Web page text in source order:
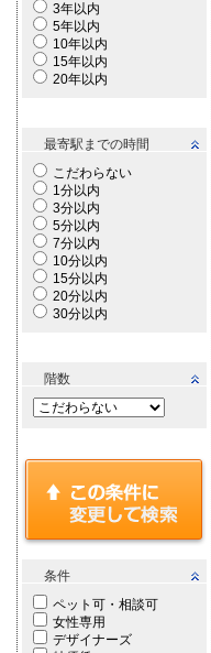
3年以内
5年以内
10年以内
15年以内
20年以内
最寄駅までの時間
こだわらない
1分以内
3分以内
5分以内
7分以内
10分以内
15分以内
20分以内
30分以内
階数
条件
ペット可・相談可
女性専用
デザイナーズ